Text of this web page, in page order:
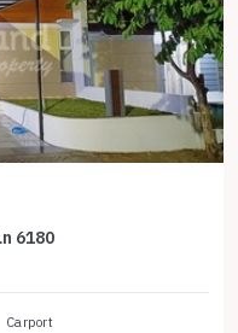
6180
Carport